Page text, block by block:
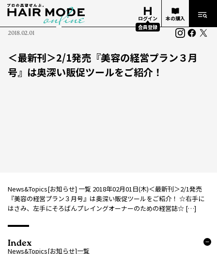
ログイン
会員登録
本の購入
2018.02.01
＜最新刊＞2/1発売『美容の経営プラン３月
号』は奥深い販促ツールをご紹介！
News&Topics[お知らせ] 一覧 2018年02月01日(木)＜最新刊＞2/1発売
『美容の経営プラン３月号』は奥深い販促ツールをご紹介！ ☆右手に
はさみ、左手にそろばんプレイングオーナーのための経営誌☆ […]
Index
News&Topics[お知らせ]一覧